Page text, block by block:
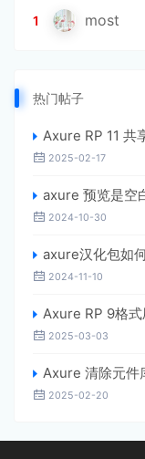
1 most
热门帖子
Axure RP 11 共
2025-02-17
axure 预览是空
2024-10-30
axure汉化包如
2024-11-10
Axure RP 9格式
2025-03-03
Axure 清除元件
2025-02-20